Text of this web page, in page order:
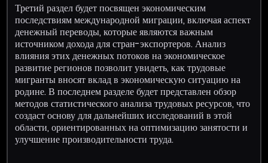
Третий раздел будет посвящен экономическим
последствиям международной миграции, включая аспект
денежный переводы, которые являются важным
источником дохода для стран-экспортеров. Анализ
влияния этих денежных потоков на экономическое
развитие регионов позволит увидеть, как трудовые
мигранты вносят вклад в экономическую ситуацию на
родине. В последнем разделе будет представлен обзор
методов статистического анализа трудовых ресурсов, что
создаст основу для дальнейших исследований в этой
области, ориентированных на оптимизацию занятости и
улучшение производительности труда.